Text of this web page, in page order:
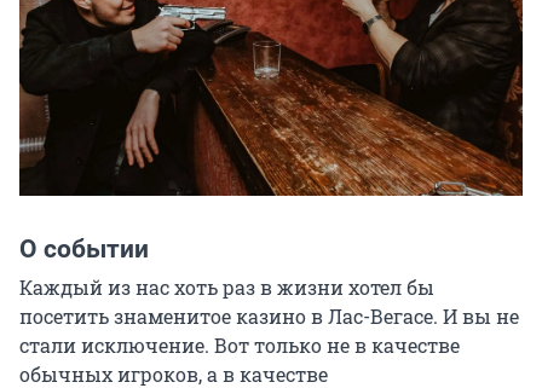
О событии
Каждый из нас хоть раз в жизни хотел бы
посетить знаменитое казино в Лас-Вегасе. И вы не
стали исключение. Вот только не в качестве
обычных игроков, а в качестве